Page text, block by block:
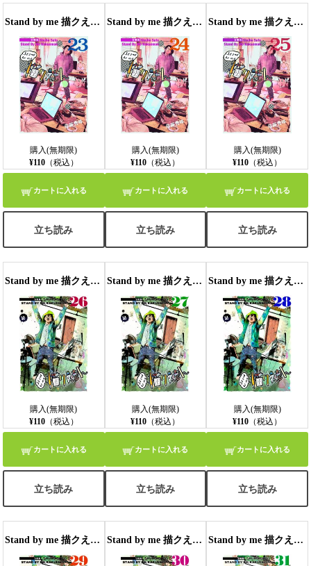
Stand by me 描クえもん 分冊版23
購入(無期限)
¥110（税込）
カートに入れる
立ち読み
Stand by me 描クえもん 分冊版 24
購入(無期限)
¥110 （税込）
カートに入れる
立ち読み
Stand by me 描クえもん 分冊版 25
購入(無期限)
¥110 （税込）
カートに入れる
立ち読み
Stand by me 描クえもん 分冊版 26
購入(無期限)
¥110（税込）
カートに入れる
立ち読み
Stand by me 描クえもん 分冊版 27
購入(無期限)
¥110 （税込）
カートに入れる
立ち読み
Stand by me 描クえもん 分冊版 28
購入(無期限)
¥110 （税込）
カートに入れる
立ち読み
Stand by me 描クえもん 分冊版 29 Stand by me 描クえもん 分冊版 30 Stand by me 描クえもん 分冊版 31